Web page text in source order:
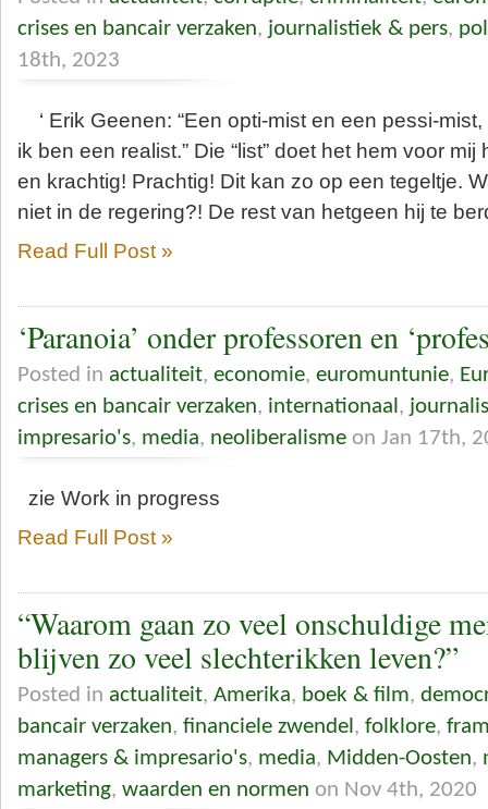
crises en bancair verzaken, journalistiek & pers,
18th, 2023
‘ Erik Geenen: “Een opti-mist en een pessi-
ik ben een realist.” Die “list” doet het hem voor
en krachtig! Prachtig! Dit kan zo op een tegeltje.
niet in de regering?! De rest van hetgeen hij te
Read Full Post »
‘Paranoia’ onder professoren en
Posted in actualiteit, economie, euromuntunie,
crises en bancair verzaken, internationaal ,
impresario's, media, neoliberalisme on Jan 17th,
zie Work in progress
Read Full Post »
“Waarom gaan zo veel onschuldige
blijven zo veel slechterikken leven?”
Posted in actualiteit, Amerika, boek & film,
bancair verzaken, financiele zwendel , folklore,
managers & impresario's, media, Midden-Oosten,
marketing, waarden en normen on Nov 4th, 2020